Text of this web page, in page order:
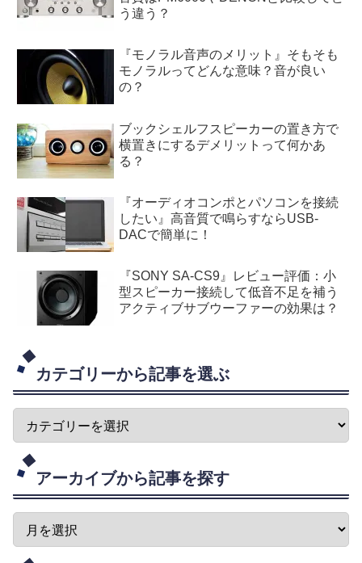
う違う？
『モノラル音声のメリット』そもそも
モノラルってどんな意味？音が良い
の？
ブックシェルフスピーカーの置き方で
横置きにするデメリットって何かあ
る？
『オーディオコンポとパソコンを接続
したい』高音質で鳴らすならUSB-
DACで簡単に！
『SONY SA-CS9』レビュー評価：小
型スピーカー接続して低音不足を補う
アクティブサブウーファーの効果は？
カテゴリーから記事を選ぶ
アーカイブから記事を探す